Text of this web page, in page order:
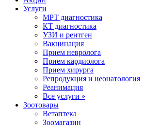
Услуги
МРТ диагностика
КТ диагностика
УЗИ и рентген
Вакцинация
Прием невролога
Прием кардиолога
Прием хирурга
Репродукция и неонатология
Реанимация
Все услуги »
Зоотовары
Ветаптека
Зоомагазин